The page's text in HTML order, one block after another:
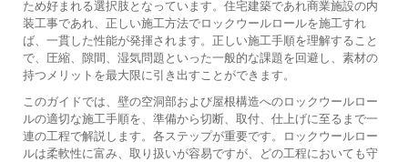
ため好まれる選択肢となっています。住宅建築であれ商業施設の内
装工事であれ、正しい施工方法でロックウールロールを施工すれ
ば、一貫した性能が発揮されます。正しい施工手順を理解すること
で、圧縮、隙間、湿気問題といった一般的な課題を回避し、素材の
持つメリットを最大限に引き出すことができます。
このガイドでは、壁の空洞部および屋根構造へのロックウールロー
ルの適切な施工手順を、準備から切断、取付、仕上げに至るまで一
連の工程で解説します。各ステップが重要です。ロックウールロー
ルは柔軟性に富み、取り扱いが容易ですが、どの工程においても守